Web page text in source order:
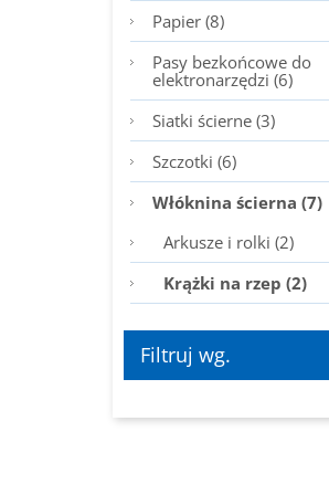
Papier (8)
Pasy bezkońcowe do
elektronarzędzi (6)
Siatki ścierne (3)
Szczotki (6)
Włóknina ścierna (7)
Arkusze i rolki (2)
Krążki na rzep (2)
Filtruj wg.